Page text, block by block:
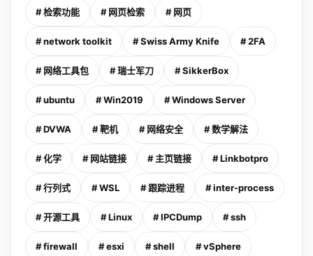
# 检索功能 # 网页检索 # 网页
# network toolkit # Swiss Army Knife # 2FA
# 网络工具包 # 瑞士军刀 # SikkerBox
# ubuntu # Win2019 # Windows Server
# DVWA # 靶机 # 网络安全 # 数学解法
# 化学 # 网站链接 # 主页链接 # Linkbotpro
# 行列式 # WSL # 跟踪进程 # inter-process
# 开源工具 # Linux # IPCDump # ssh
# firewall # esxi # shell # vSphere